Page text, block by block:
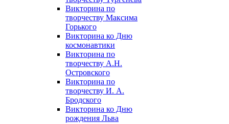
Викторина по
творчеству Максима
Горького
Викторина ко Дню
космонавтики
Викторина по
творчеству А.Н.
Островского
Викторина по
творчеству И. А.
Бродского
Викторина ко Дню
рождения Льва